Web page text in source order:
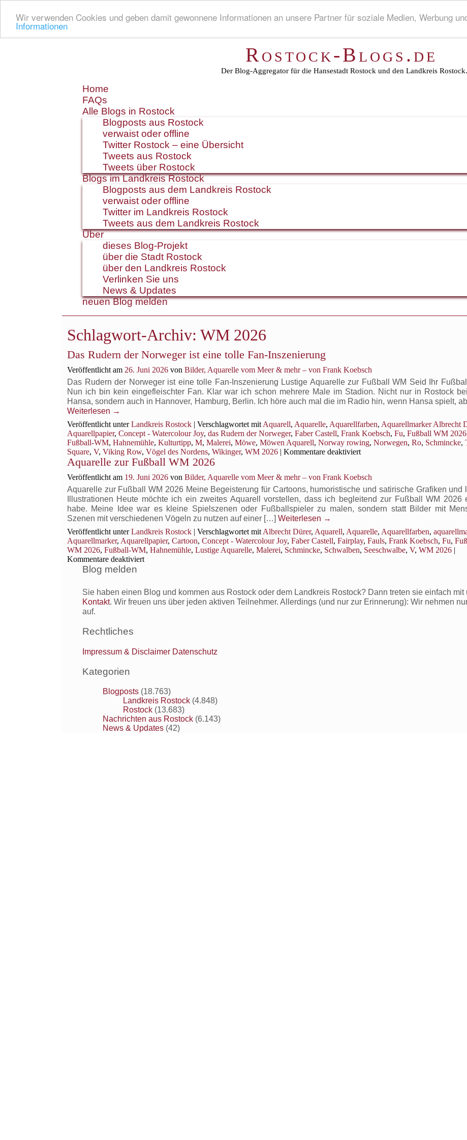
Wir verwenden Cookies und geben damit gewonnene Informationen an unsere Partner für soziale Medien, Werbung
Informationen
Rostock-Blogs.de
Der Blog-Aggregator für die Hansestadt Rostock und den Landkreis Rostock.
Inhalt
springen
Home
FAQs
Alle Blogs in Rostock
Blogposts aus Rostock
verwaist oder offline
Twitter Rostock – eine Übersicht
Tweets aus Rostock
Tweets über Rostock
Blogs im Landkreis Rostock
Blogposts aus dem Landkreis Rostock
verwaist oder offline
Twitter im Landkreis Rostock
Tweets aus dem Landkreis Rostock
Über
dieses Blog-Projekt
über die Stadt Rostock
über den Landkreis Rostock
Verlinken Sie uns
News & Updates
neuen Blog melden
Schlagwort-Archiv: WM 2026
Das Rudern der Norweger ist eine tolle Fan-Inszenierung
Veröffentlicht am 26. Juni 2026 von Bilder, Aquarelle vom Meer & mehr – von Frank Koebsch
Das Rudern der Norweger ist eine tolle Fan-Inszenierung Lustige Aquarelle zur Fußball WM Seid Ihr
Nun ich bin kein eingefleischter Fan. Klar war ich schon mehrere Male im Stadion. Nicht nur in Rostock
Hansa, sondern auch in Hannover, Hamburg, Berlin. Ich höre auch mal die im Radio hin, wenn Hansa spielt,
Weiterlesen →
Veröffentlicht unter Landkreis Rostock | Verschlagwortet mit Aquarell, Aquarelle, Aquarellfarben, Aquarellmarker Albrecht
Aquarellpapier, Concept - Watercolour Joy, das Rudern der Norweger, Faber Castell, Frank Koebsch, Fu, Fußball WM 2026
Fußball-WM, Hahnemühle, Kulturtipp, M, Malerei, Möwe, Möwen Aquarell, Norway rowing, Norwegen, Ro, Schmincke,
Square, V, Viking Row, Vögel des Nordens, Wikinger, WM 2026 | Kommentare deaktiviertfür
der
Norweger
ist
eine
Inszenierung
Aquarelle zur Fußball WM 2026
Veröffentlicht am 19. Juni 2026 von Bilder, Aquarelle vom Meer & mehr – von Frank Koebsch
Aquarelle zur Fußball WM 2026 Meine Begeisterung für Cartoons, humoristische und satirische Grafiken und
Illustrationen Heute möchte ich ein zweites Aquarell vorstellen, dass ich begleitend zur Fußball WM 2026
habe. Meine Idee war es kleine Spielszenen oder Fußballspieler zu malen, sondern statt Bilder mit
Szenen mit verschiedenen Vögeln zu nutzen auf einer […] Weiterlesen →
Veröffentlicht unter Landkreis Rostock | Verschlagwortet mit Albrecht Dürer, Aquarell, Aquarelle, Aquarellfarben,
Aquarellmarker, Aquarellpapier, Cartoon, Concept - Watercolour Joy, Faber Castell, Fairplay, Fauls, Frank Koebsch, Fu,
WM 2026, Fußball-WM, Hahnemühle, Lustige Aquarelle, Malerei, Schmincke, Schwalben, Seeschwalbe, V, WM 2026 |
Kommentare deaktiviertfür
WM
2026
Blog melden
Sie haben einen Blog und kommen aus Rostock oder dem Landkreis Rostock? Dann treten sie einfach mit
Kontakt. Wir freuen uns über jeden aktiven Teilnehmer. Allerdings (und nur zur Erinnerung): Wir nehmen
auf.
Rechtliches
Impressum & Disclaimer Datenschutz
Kategorien
Blogposts (18.763)
Landkreis Rostock (4.848)
Rostock (13.683)
Nachrichten aus Rostock (6.143)
News & Updates (42)